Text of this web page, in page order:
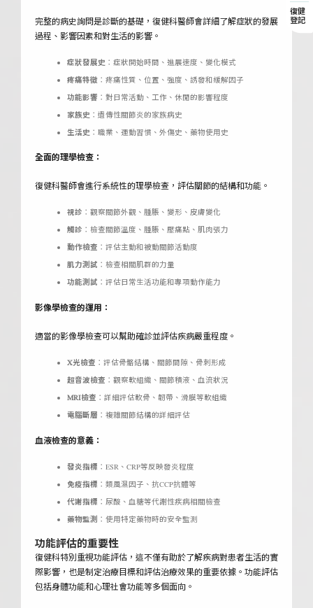
完整的病史詢問是診斷的基礎，復健科醫師會詳細了解症狀的發展
過程、影響因素和對生活的影響。
症狀發展史 ：症狀開始時間、進展速度、變化模式
疼痛特徵 ：疼痛性質、位置、強度、誘發和緩解因子
功能影響 ：對日常活動、工作、休閒的影響程度
家族史 ：遺傳性關節炎的家族病史
生活史 ：職業、運動習慣、外傷史、藥物使用史
全面的理學檢查：
復健科醫師會進行系統性的理學檢查，評估關節的結構和功能。
視診 ：觀察關節外觀、腫脹、變形、皮膚變化
觸診 ：檢查關節溫度、腫脹、壓痛點、肌肉張力
動作檢查 ：評估主動和被動關節活動度
肌力測試 ：檢查相關肌群的力量
功能測試 ：評估日常生活功能和專項動作能力
影像學檢查的運用：
適當的影像學檢查可以幫助確診並評估疾病嚴重程度。
X光檢查 ：評估骨骼結構、關節間隙、骨刺形成
超音波檢查 ：觀察軟組織、關節積液、血流狀況
MRI檢查 ：詳細評估軟骨、韌帶、滑膜等軟組織
電腦斷層 ：複雜關節結構的詳細評估
血液檢查的意義：
發炎指標 ：ESR、CRP等反映發炎程度
免疫指標 ：類風濕因子、抗CCP抗體等
代謝指標 ：尿酸、血糖等代謝性疾病相關檢查
藥物監測 ：使用特定藥物時的安全監測
功能評估的重要性
復健科特別重視功能評估，這不僅有助於了解疾病對患者生活的實
際影響，也是制定治療目標和評估治療效果的重要依據。功能評估
包括身體功能和心理社會功能等多個面向。
復健
登記